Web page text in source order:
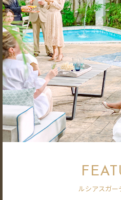
ルシアスガー